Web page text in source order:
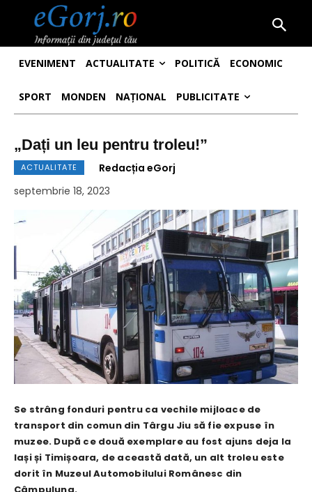
EVENIMENT ACTUALITATE POLITICĂ ECONOMIC
SPORT MONDEN NAȚIONAL PUBLICITATE
„Dați un leu pentru troleu!”
ACTUALITATE
Redacția eGorj
septembrie 18, 2023
Se strâng fonduri pentru ca vechile mijloace de
transport din comun din Târgu Jiu să fie expuse în
muzee. După ce două exemplare au fost ajuns deja la
Iași și Timișoara, de această dată, un alt troleu este
dorit în Muzeul Automobilului Românesc din